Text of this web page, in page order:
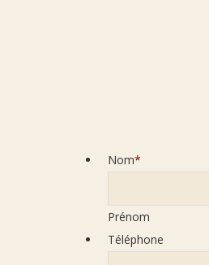
Nom*
Prénom
Téléphone